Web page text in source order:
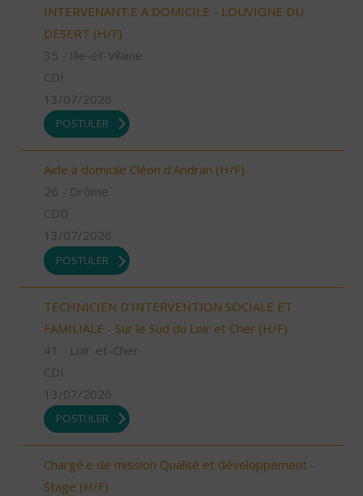
INTERVENANT.E A DOMICILE - LOUVIGNE DU
DESERT (H/F)
35 - Ille-et-Vilaine
CDI
13/07/2026
POSTULER
Aide à domicile Cléon d'Andran (H/F)
26 - Drôme
CDD
13/07/2026
POSTULER
TECHNICIEN D’INTERVENTION SOCIALE ET
FAMILIALE - Sur le Sud du Loir et Cher (H/F)
41 - Loir-et-Cher
CDI
13/07/2026
POSTULER
Chargé.e de mission Qualité et développement -
Stage (H/F)